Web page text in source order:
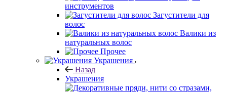
инструментов
Загустители для
волос
Валики из
натуральных волос
Прочее
Украшения
Назад
Украшения